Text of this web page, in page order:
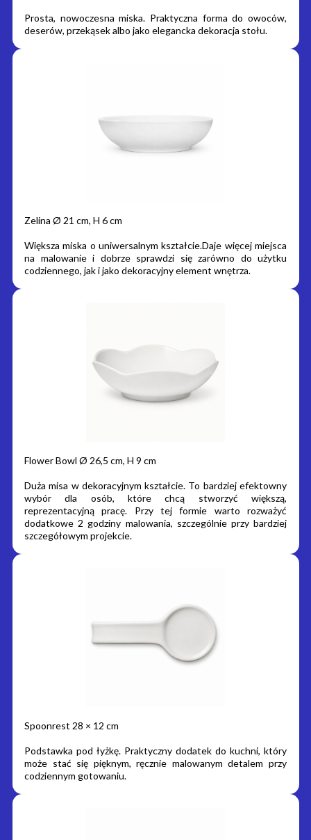
Prosta, nowoczesna miska. Praktyczna forma do owoców,
deserów, przekąsek albo jako elegancka dekoracja stołu.
Zelina Ø 21 cm, H 6 cm
Większa miska o uniwersalnym kształcie.Daje więcej miejsca
na malowanie i dobrze sprawdzi się zarówno do użytku
codziennego, jak i jako dekoracyjny element wnętrza.
Flower Bowl Ø 26,5 cm, H 9 cm
Duża misa w dekoracyjnym kształcie. To bardziej efektowny
wybór dla osób, które chcą stworzyć większą,
reprezentacyjną pracę. Przy tej formie warto rozważyć
dodatkowe 2 godziny malowania, szczególnie przy bardziej
szczegółowym projekcie.
Spoonrest 28 × 12 cm
Podstawka pod łyżkę. Praktyczny dodatek do kuchni, który
może stać się pięknym, ręcznie malowanym detalem przy
codziennym gotowaniu.